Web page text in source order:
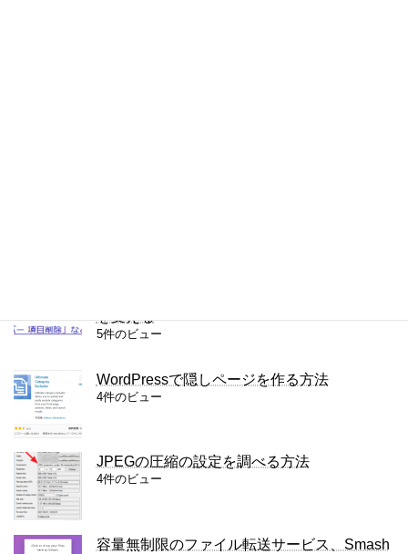
を変える
5件のビュー
WordPressで隠しページを作る方法
4件のビュー
JPEGの圧縮の設定を調べる方法
4件のビュー
容量無制限のファイル転送サービス、Smash